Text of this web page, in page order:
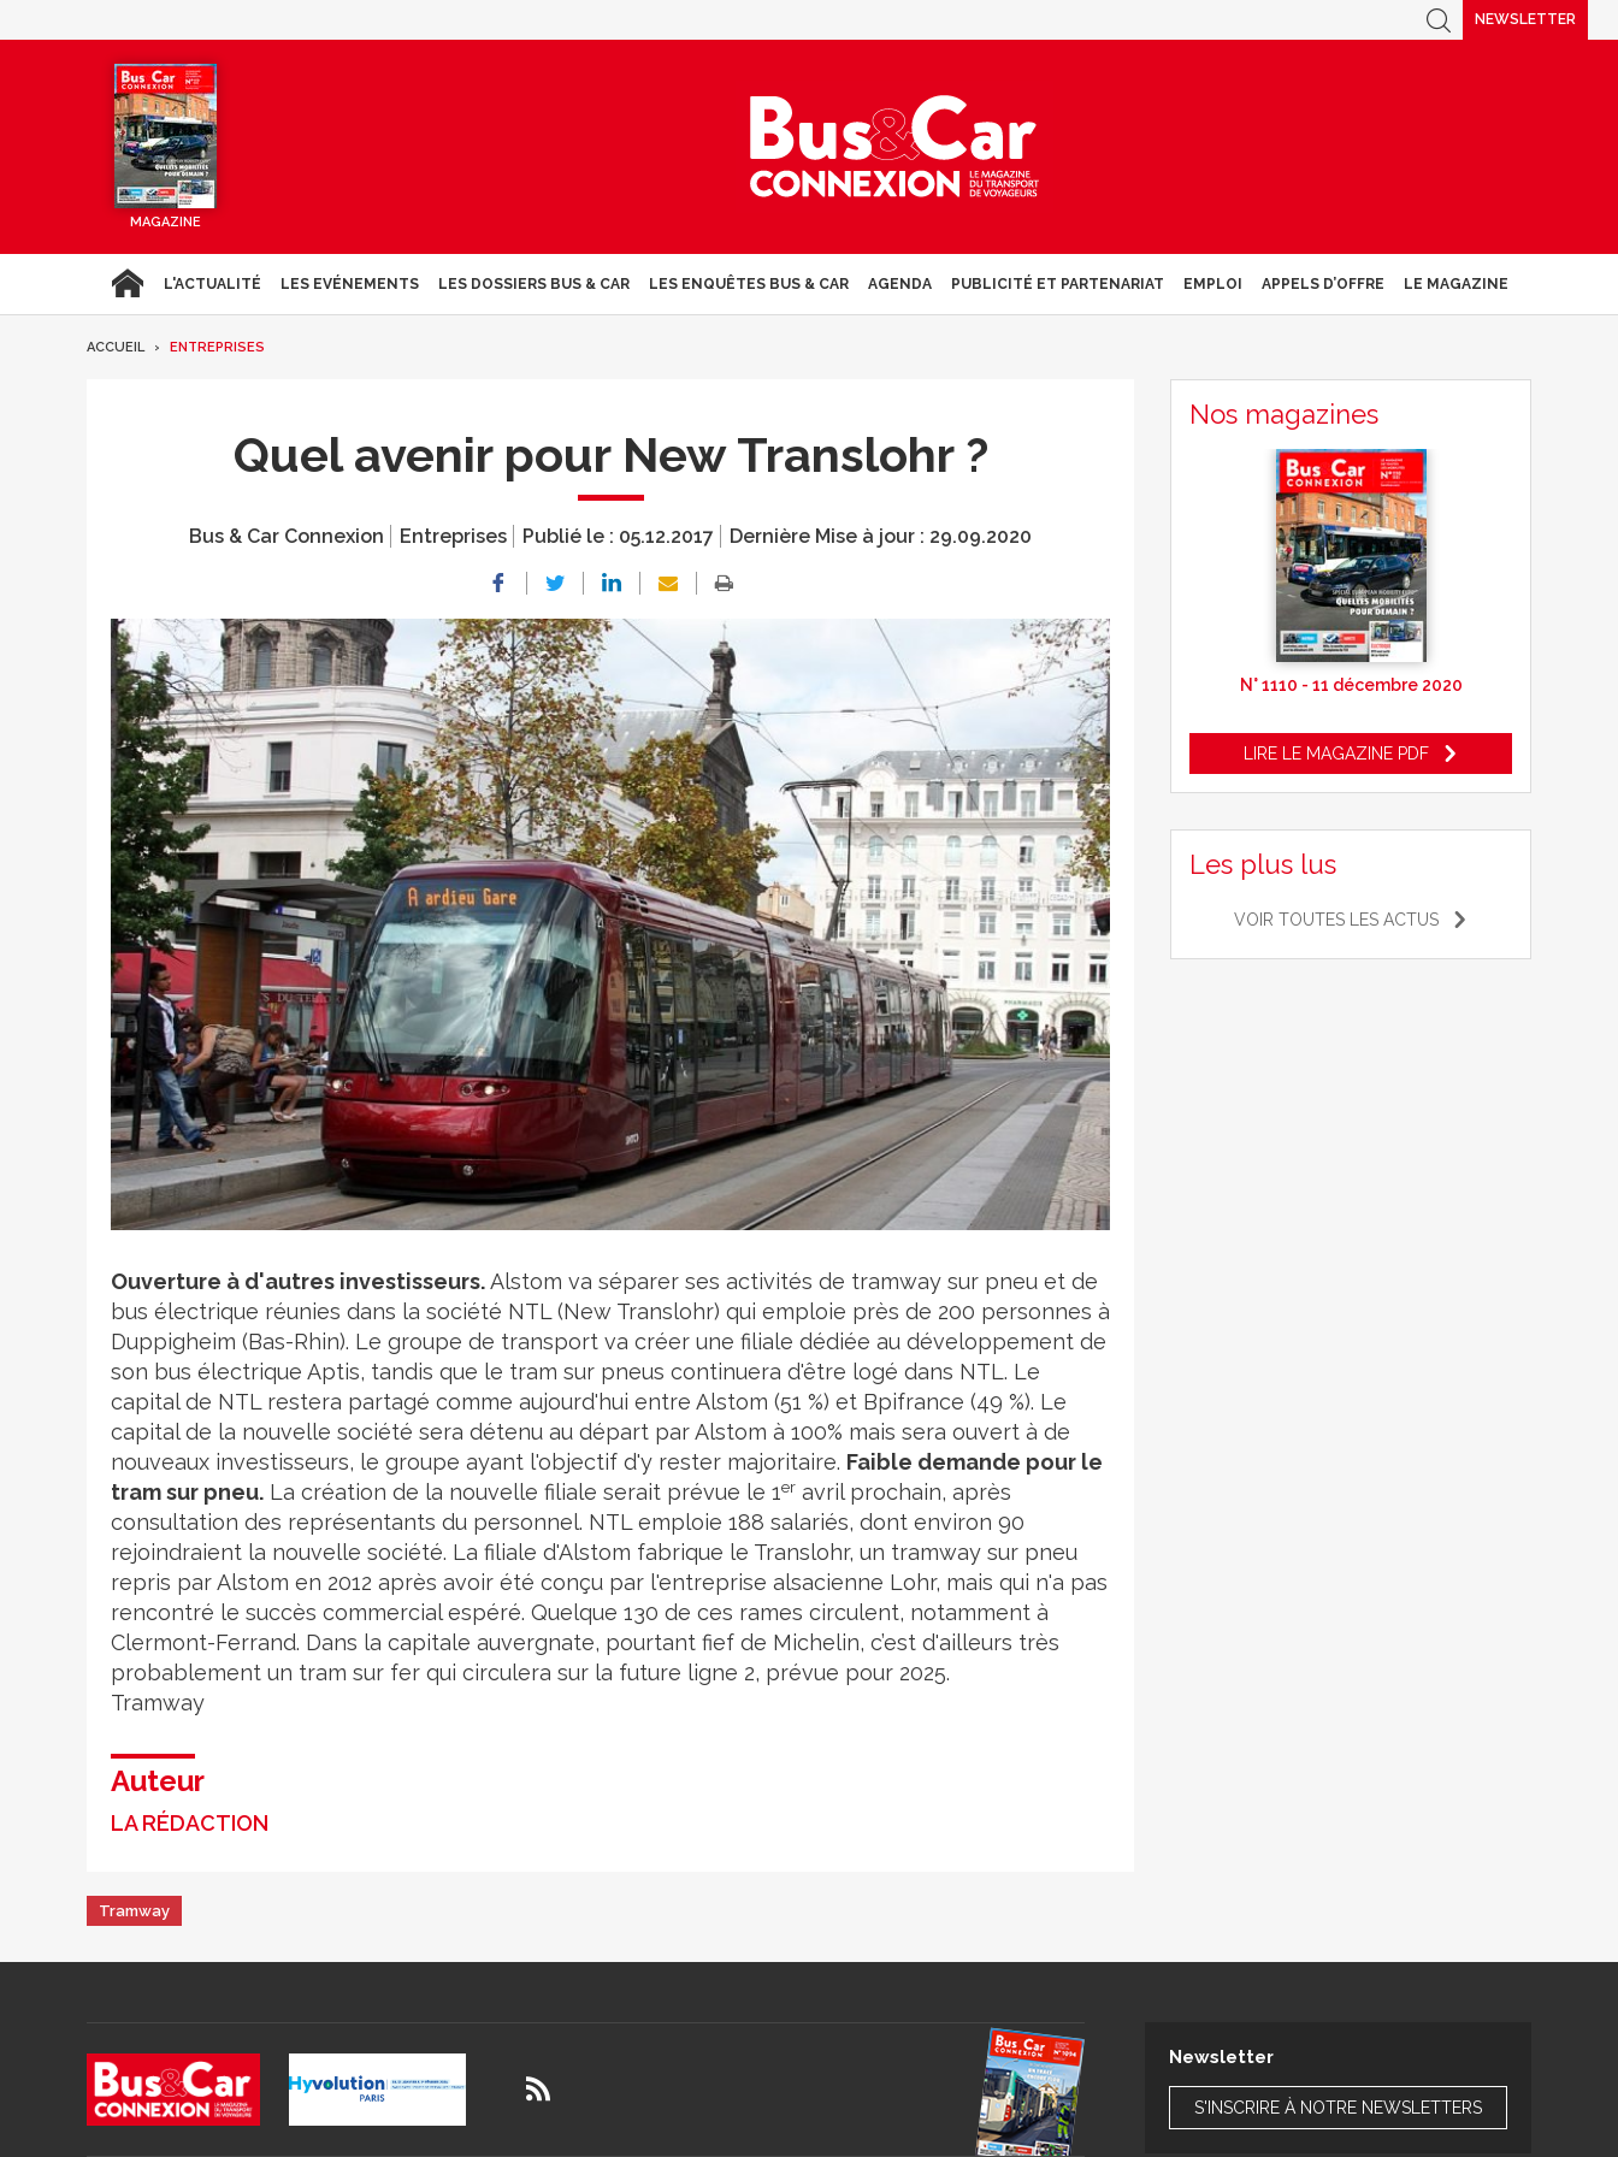
NEWSLETTER
MAGAZINE
L'ACTUALITÉ LES EVÉNEMENTS LES DOSSIERS BUS & CAR LES ENQUÊTES BUS & CAR AGENDA PUBLICITÉ ET PARTENARIAT EMPLOI APPELS D’OFFRE LE MAGAZINE
ACCUEIL ENTREPRISES
Quel avenir pour New Translohr ?
Bus & Car Connexion Entreprises Publié le : 05.12.2017 Dernière Mise à jour : 29.09.2020
Crédit photo
Ouverture à d'autres investisseurs.Alstom va séparer ses activités de tramway sur pneu et de
bus électrique réunies dans la société NTL (New Translohr) qui emploie près de 200 personnes à
Duppigheim (Bas-Rhin). Le groupe de transport va créer une filiale dédiée au développement de
son bus électrique Aptis, tandis que le tram sur pneus continuera d'être logé dans NTL. Le
capital de NTL restera partagé comme aujourd'hui entre Alstom (51 %) et Bpifrance (49 %). Le
capital de la nouvelle société sera détenu au départ par Alstom à 100% mais sera ouvert à de
nouveaux investisseurs, le groupe ayant l'objectif d'y rester majoritaire. Faible demande pour le
tram sur pneu. La création de la nouvelle filiale serait prévue le 1er avril prochain, après
consultation des représentants du personnel. NTL emploie 188 salariés, dont environ 90
rejoindraient la nouvelle société. La filiale d'Alstom fabrique le Translohr, un tramway sur pneu
repris par Alstom en 2012 après avoir été conçu par l'entreprise alsacienne Lohr, mais qui n'a pas
rencontré le succès commercial espéré. Quelque 130 de ces rames circulent, notamment à
Clermont-Ferrand. Dans la capitale auvergnate, pourtant fief de Michelin, c’est d'ailleurs très
probablement un tram sur fer qui circulera sur la future ligne 2, prévue pour 2025.
Tramway
Auteur
LA RÉDACTION
Tramway
Nos magazines
N° 1110 - 11 décembre 2020
LIRE LE MAGAZINE PDF
Les plus lus
VOIR TOUTES LES ACTUS
Newsletter
S'INSCRIRE À NOTRE NEWSLETTERS